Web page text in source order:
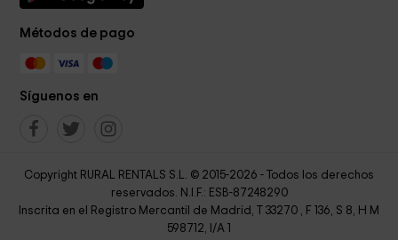
Métodos de pago
Síguenos en
Copyright RURAL RENTALS S.L. © 2015-2026 - Todos los derechos
reservados. N.I.F.: ESB-87248290
Inscrita en el Registro Mercantil de Madrid, T 33270 , F 136, S 8, H M
598712, I/A 1